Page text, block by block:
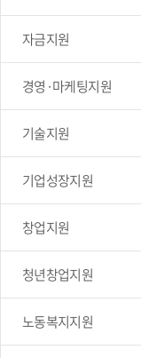
자금지원
경영·마케팅지원
기술지원
기업성장지원
창업지원
청년창업지원
노동복지지원